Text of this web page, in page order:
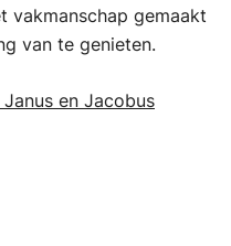
vakmanschap gemaakt
van te genieten.
en Jacobus